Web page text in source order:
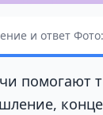
и ответ Фото:
помогают